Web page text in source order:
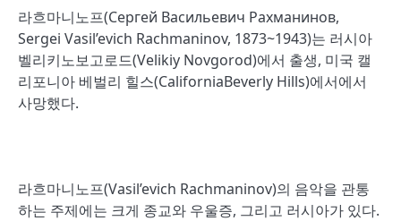
라흐마니노프(Сергей Васильевич Рахманинов,
Sergei Vasil’evich Rachmaninov, 1873~1943)는 러시아
벨리키노보고로드(Velikiy Novgorod)에서 출생, 미국 캘
리포니아 베벌리 힐스(CaliforniaBeverly Hills)에서에서
사망했다.
라흐마니노프(Vasil’evich Rachmaninov)의 음악을 관통
하는 주제에는 크게 종교와 우울증, 그리고 러시아가 있다.